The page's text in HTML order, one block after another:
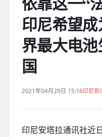
印尼希望
界最大电
国
2021年04月29日 15:16印尼新
印尼安塔拉通讯社近